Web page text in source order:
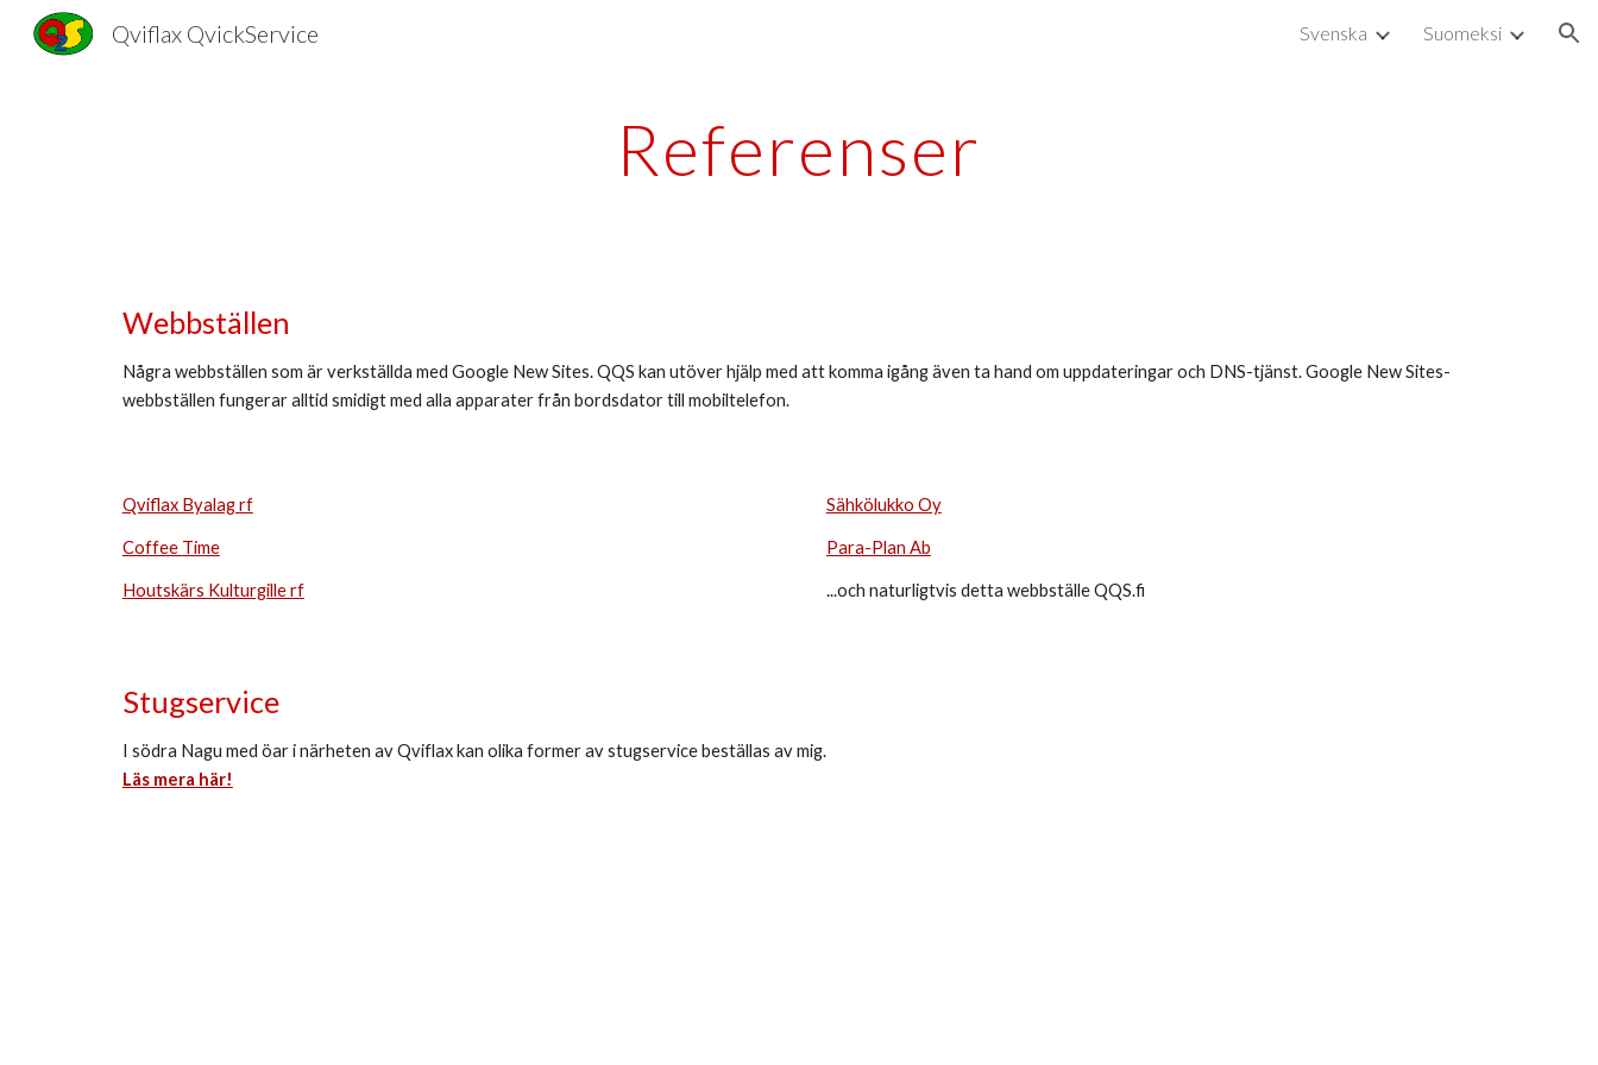
Qviflax QvickService Svenska Suomeksi
Referenser
Webbställen
Några webbställen som är verkställda med Google New Sites. QQS kan utöver hjälp med att komma igång även ta hand om uppdateringar och DNS-tjänst. Google New Sites-
webbställen fungerar alltid smidigt med alla apparater från bordsdator till mobiltelefon.
Qviflax Byalag rf
Coffee Time
Houtskärs Kulturgille rf
Sähkölukko Oy
Para-Plan Ab
...och naturligtvis detta webbställe QQS.fi
Stugservice
I södra Nagu med öar i närheten av Qviflax kan olika former av stugservice beställas av mig.
Läs mera här!